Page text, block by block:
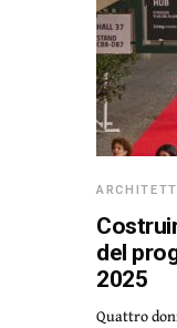
del
2025
Quattro